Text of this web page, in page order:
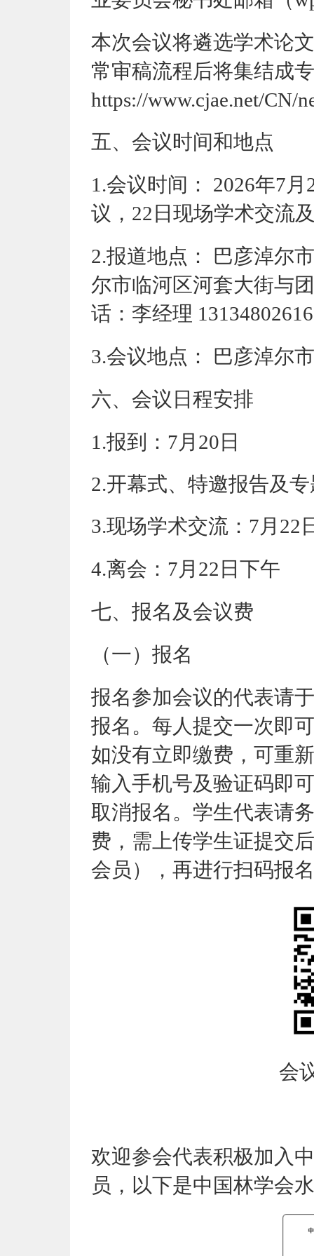
本次会议将遴选学术论
常审稿流程后将集结成
https://www.cjae.net/CN/
五、会议时间和地点
1.会议 时间：
2026年7月
议，22日 现场学术交流
2.报道地点：
巴彦淖尔
尔市临河区河套大街与
话：李经理 13134802616
3.会议地点：
巴彦淖尔
六、会议日程安排
1.报到：7月20日
2.开幕式、特邀报告及
3.现场学术交流：7月22
4.离会：7月22日 下午
七、报名及会议费
（一）报名
报名参加会议的代表请于
报名 。 每人提交一次即
如没有立即缴费，可重
输入手机号及验证码即
取消报名。学生代表请
费，需上传学生证提交
会员），再进行扫码报
会
欢迎参会代表积极加入
员，以下是中国林学会